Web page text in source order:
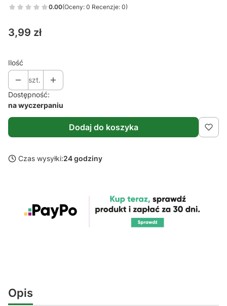
0.00(Oceny: 0 Recenzje: 0)
Cena
3,99 zł
Ilość
szt.
Dostępność:
na wyczerpaniu
Dodaj do koszyka
Czas wysyłki:24 godziny
Opis